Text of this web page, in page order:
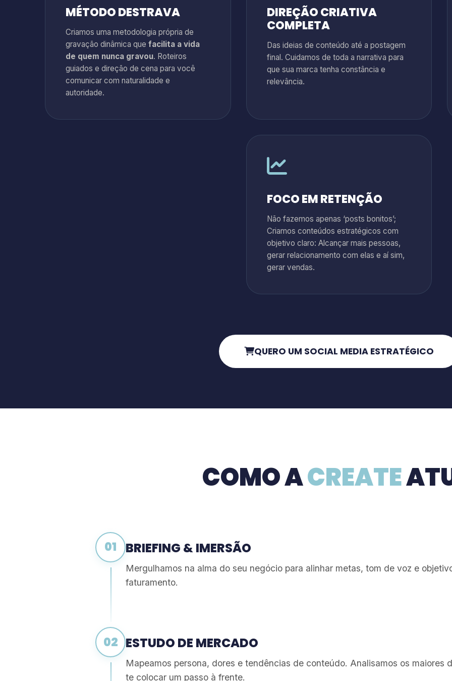
MÉTODO DESTRAVA
Criamos uma metodologia própria de
gravação dinâmica quefacilita a vida
de quem nunca gravou. Roteiros
guiados e direção de cena para você
comunicar com naturalidade e
autoridade.
DIREÇÃO CRIATIVA
COMPLETA
Das ideias de conteúdo até a postagem
final. Cuidamos de toda a narrativa para
que sua marca tenha constância e
relevância.
FOCO EM RETENÇÃO
Não fazemos apenas ‘posts bonitos’;
Criamos conteúdos estratégicos com
objetivo claro: Alcançar mais pessoas,
gerar relacionamento com elas e aí sim,
gerar vendas.
QUERO UM SOCIAL MEDIA ESTRATÉGICO
COMO ACREATE
01 BRIEFING & IMERSÃO
Mergulhamos na alma do seu negócio para alinhar metas, tom de voz e
faturamento.
02 ESTUDO DE MERCADO
Mapeamos persona, dores e tendências de conteúdo. Analisamos os maiores
te colocar um passo à frente.